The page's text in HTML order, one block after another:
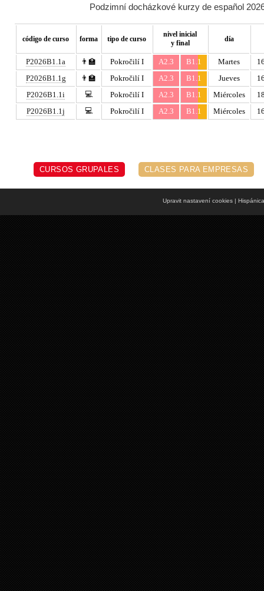
Podzimní docházkové kurzy de español
código de curso forma tipo de curso
nivel inicial
y final
día
P2026B1.1a 👨‍🏫 Pokročilí I A2.3 B1.1 Martes
P2026B1.1g
👨‍🏫 Pokročilí I A2.3 B1.1 Jueves
P2026B1.1i
💻 Pokročilí I A2.3 B1.1 Miércoles
P2026B1.1j
💻 Pokročilí I A2.3 B1.1 Miércoles
CURSOS GRUPALES CLASES PARA EMPRESAS
Upravit nastavení cookies|